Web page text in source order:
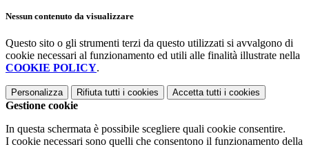
Nessun contenuto da visualizzare
Questo sito o gli strumenti terzi da questo utilizzati si avvalgono di
cookie necessari al funzionamento ed utili alle finalità illustrate nella
COOKIE POLICY.
Personalizza Rifiuta tutti i cookies Accetta tutti i cookies
Gestione cookie
In questa schermata è possibile scegliere quali cookie consentire.
I cookie necessari sono quelli che consentono il funzionamento della